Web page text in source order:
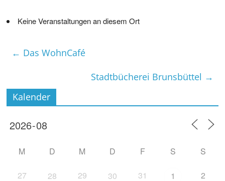
Keine Veranstaltungen an diesem Ort
← Das WohnCafé
Stadtbücherei Brunsbüttel →
Kalender
M D M D F S S
27 28 29 30 31 1 2